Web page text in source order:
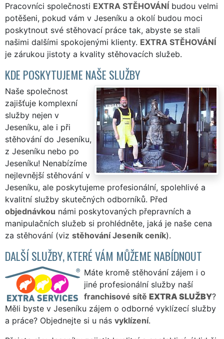
Pracovníci společnosti EXTRA STĚHOVÁNÍ budou velmi
potěšeni, pokud vám v Jeseníku a okolí budou moci
poskytnout své stěhovací práce tak, abyste se stali
našimi dalšími spokojenými klienty. EXTRA STĚHOVÁNÍ
je zárukou jistoty a kvality stěhovacích služeb.
KDE POSKYTUJEME NAŠE SLUŽBY
Naše společnost
zajišťuje komplexní
služby nejen v
Jeseníku, ale i při
stěhování do Jeseníku,
z Jeseníku nebo po
Jeseníku! Nenabízíme
nejlevnější stěhování v
Jeseníku, ale poskytujeme profesionální, spolehlivé a
kvalitní služby skutečných odborníků. Před
objednávkou námi poskytovaných přepravních a
manipulačních služeb si prohlédněte, jaká je naše cena
za stěhování (viz stěhování Jeseník ceník).
DALŠÍ SLUŽBY, KTERÉ VÁM MŮŽEME NABÍDNOUT
Máte kromě stěhování zájem i o
jiné profesionální služby naší
franchisové sítě EXTRA SLUŽBY?
Měli byste v Jeseníku zájem o odborné vyklízecí služby
a práce? Objednejte si u nás vyklízení.